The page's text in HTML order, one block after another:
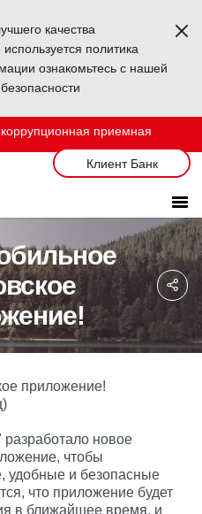
качества
политика
ознакомьтесь с нашей
приемная
Клиент Банк
приложение!
новое
чтобы
удобные и безопасные
что приложение будет
в ближайшее время, и